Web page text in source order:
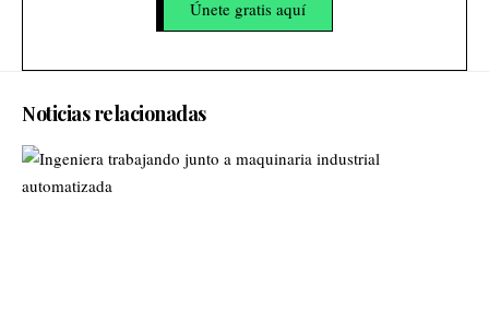
Únete gratis aquí
Noticias relacionadas